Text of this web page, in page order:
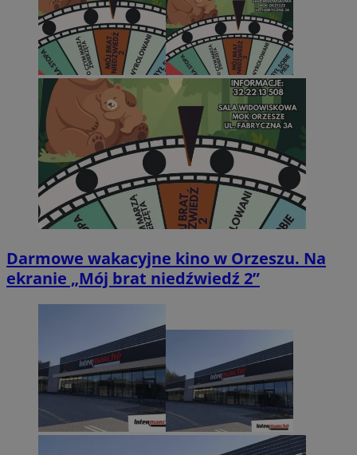
Darmowe wakacyjne kino w Orzeszu. Na
ekranie „Mój brat niedźwiedź 2”